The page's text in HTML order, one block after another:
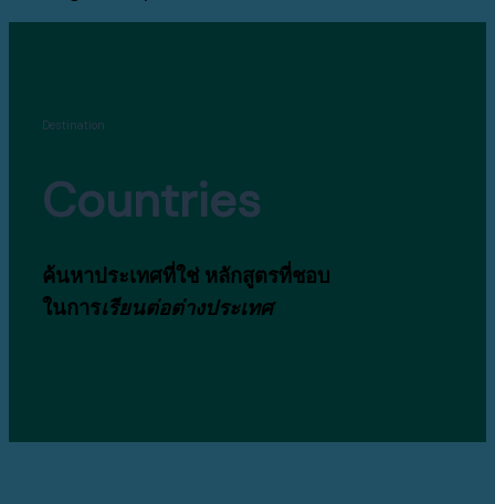
Destination
Countries
ค้นหาประเทศที่ใช่ หลักสูตรที่ชอบ
ในการเรียนต่อต่างประเทศ